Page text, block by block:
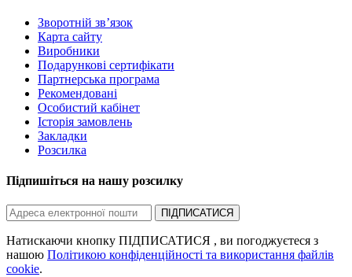
Зворотній зв’язок
Карта сайту
Виробники
Подарункові сертифікати
Партнерська програма
Рекомендовані
Особистий кабінет
Історія замовлень
Закладки
Розсилка
Підпишіться на нашу розсилку
ПІДПИСАТИСЯ
Натискаючи кнопку ПІДПИСАТИСЯ , ви погоджуєтеся з
нашою Політикою конфіденційності та використання файлів
cookie.